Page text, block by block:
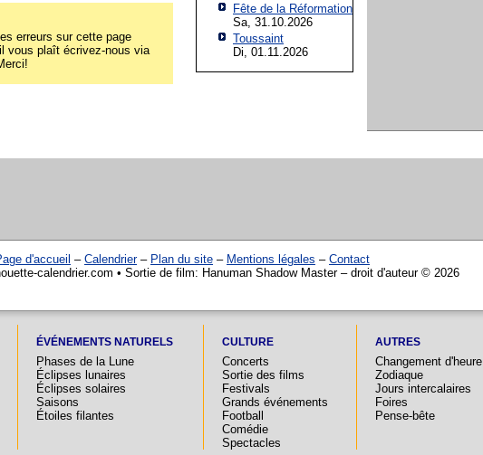
erreurs sur cette page
vous plaît écrivez-nous via
Fête de la Réformation
Sa, 31.10.2026
Toussaint
Di, 01.11.2026
d'accueil – Calendrier– Plan du site – Mentions légales – Contact
calendrier.com • Sortie de film: Hanuman Shadow Master – droit d'auteur © 2026
ÉVÉNEMENTS NATURELS
Phases de la Lune
Éclipses lunaires
Éclipses solaires
Saisons
Étoiles filantes
CULTURE
Concerts
Sortie des films
Festivals
Grands événements
Football
Comédie
Spectacles
AUTRES
Changement d'heure
Zodiaque
Jours intercalaires
Foires
Pense-bête